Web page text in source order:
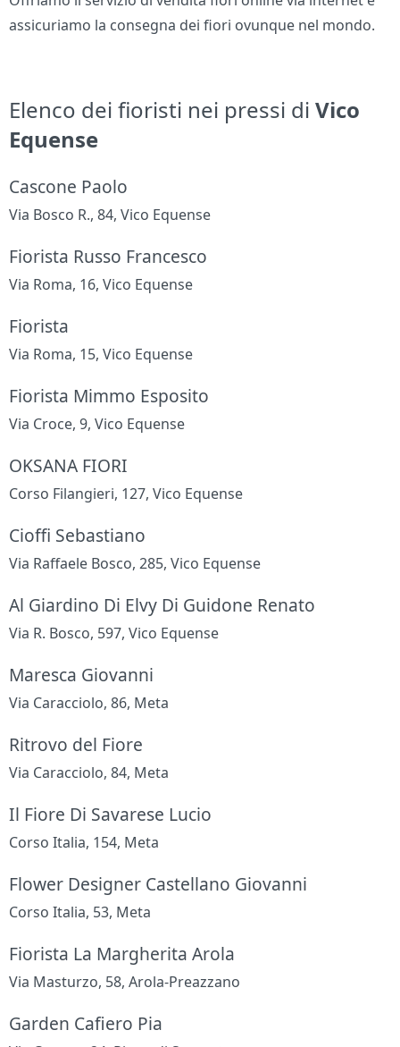
assicuriamo la consegna dei fiori ovunque nel mondo.
Elenco dei fioristi nei pressi diVico
Equense
Cascone Paolo
Via Bosco R., 84, Vico Equense
Fiorista Russo Francesco
Via Roma, 16, Vico Equense
Fiorista
Via Roma, 15, Vico Equense
Fiorista Mimmo Esposito
Via Croce, 9, Vico Equense
OKSANA FIORI
Corso Filangieri, 127, Vico Equense
Cioffi Sebastiano
Via Raffaele Bosco, 285, Vico Equense
Al Giardino Di Elvy Di Guidone Renato
Via R. Bosco, 597, Vico Equense
Maresca Giovanni
Via Caracciolo, 86, Meta
Ritrovo del Fiore
Via Caracciolo, 84, Meta
Il Fiore Di Savarese Lucio
Corso Italia, 154, Meta
Flower Designer Castellano Giovanni
Corso Italia, 53, Meta
Fiorista La Margherita Arola
Via Masturzo, 58, Arola-Preazzano
Garden Cafiero Pia